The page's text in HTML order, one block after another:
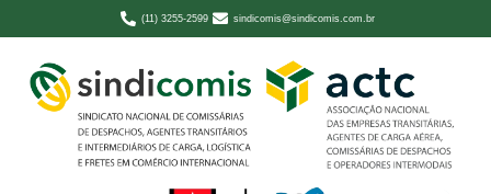
(11) 3255-2599 sindicomis@sindicomis.com.br